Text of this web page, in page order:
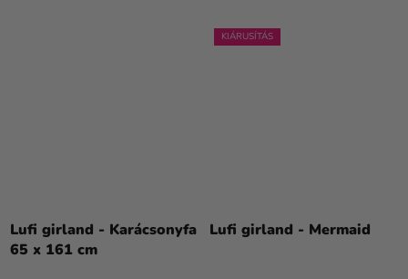
Lufi girland - Karácsonyfa
65 x 161 cm
KIÁRUSÍTÁS
Lufi girland - Mermaid